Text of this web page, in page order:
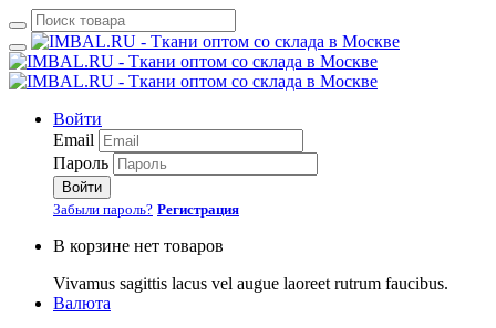
Войти
Email
Пароль
Войти
Забыли пароль? Регистрация
В корзине нет товаров
Vivamus sagittis lacus vel augue laoreet rutrum faucibus.
Валюта